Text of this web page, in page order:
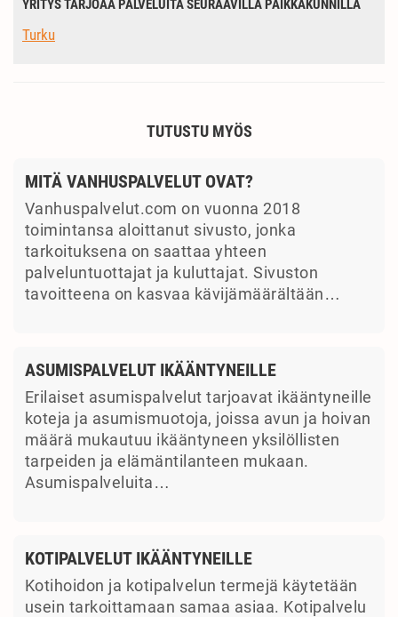
YRITYS TARJOAA PALVELUITA SEURAAVILLA PAIKKAKUNNILLA
Turku
TUTUSTU MYÖS
MITÄ VANHUSPALVELUT OVAT?
Vanhuspalvelut.com on vuonna 2018
toimintansa aloittanut sivusto, jonka
tarkoituksena on saattaa yhteen
palveluntuottajat ja kuluttajat. Sivuston
tavoitteena on kasvaa kävijämäärältään…
ASUMISPALVELUT IKÄÄNTYNEILLE
Erilaiset asumispalvelut tarjoavat ikääntyneille
koteja ja asumismuotoja, joissa avun ja hoivan
määrä mukautuu ikääntyneen yksilöllisten
tarpeiden ja elämäntilanteen mukaan.
Asumispalveluita…
KOTIPALVELUT IKÄÄNTYNEILLE
Kotihoidon ja kotipalvelun termejä käytetään
usein tarkoittamaan samaa asiaa. Kotipalvelu